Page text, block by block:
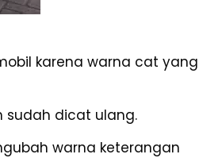
karena warna cat yang
sudah dicat ulang.
warna keterangan